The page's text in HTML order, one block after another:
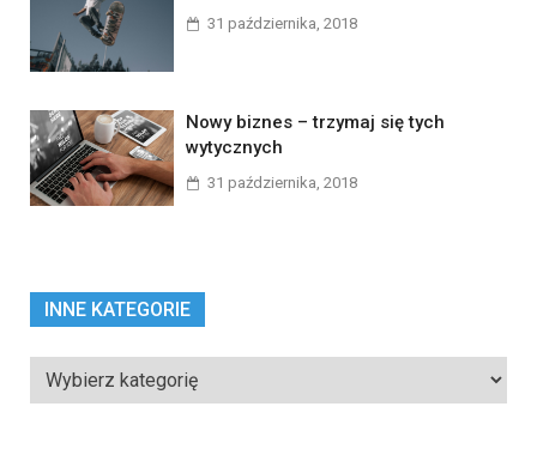
31 października, 2018
Nowy biznes – trzymaj się tych
wytycznych
31 października, 2018
INNE KATEGORIE
Inne
kategorie